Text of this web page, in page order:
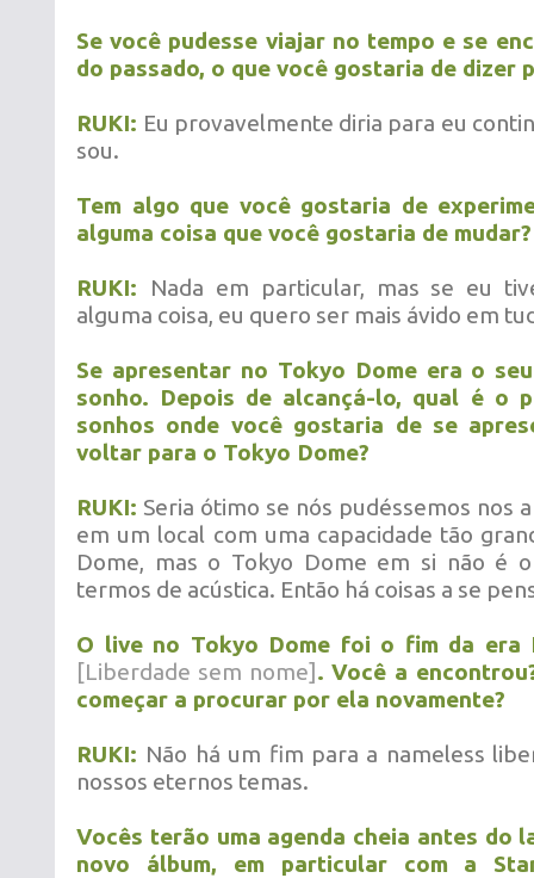
Se você pudesse viajar no tempo e se
do passado, o que você gostaria de dizer
RUKI: Eu provavelmente diria para eu
sou.
Tem algo que você gostaria de
alguma coisa que você gostaria de mudar?
RUKI: Nada em particular, mas se eu
alguma coisa, eu quero ser mais ávido em
Se apresentar no Tokyo Dome era o
sonho. Depois de alcançá-lo, qual é o
sonhos onde você gostaria de se
voltar para o Tokyo Dome?
RUKI: Seria ótimo se nós pudéssemos nos
em um local com uma capacidade tão
Dome, mas o Tokyo Dome em si não é
termos de acústica. Então há coisas a se
O live no Tokyo Dome foi o fim da era
[Liberdade sem nome] . Você a
começar a procurar por ela novamente?
RUKI: Não há um fim para a nameless
nossos eternos temas.
Vocês terão uma agenda cheia antes do
novo álbum, em particular com a